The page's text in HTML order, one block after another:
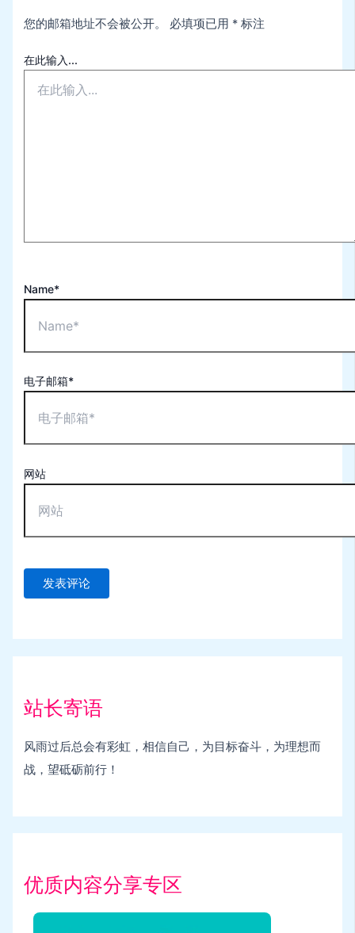
您的邮箱地址不会被公开。 必填项已用 * 标注
在此输入...
Name*
电子邮箱*
网站
站长寄语
风雨过后总会有彩虹，相信自己，为目标奋斗，为理想而
战，望砥砺前行！
优质内容分享专区